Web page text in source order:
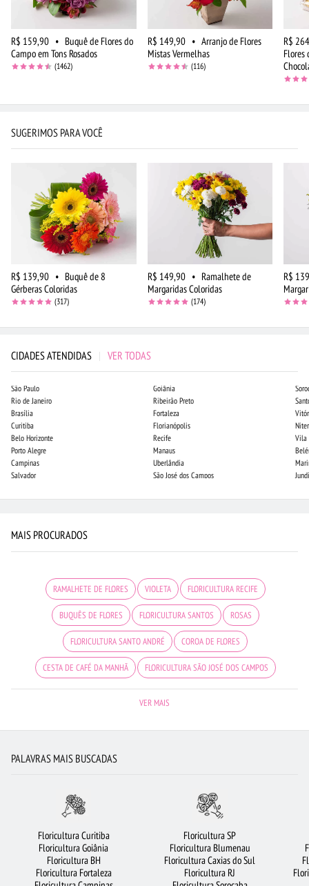
R$ 159,90 • Buquê de Flores do
Campo em Tons Rosados
(1462)
R$ 149,90 • Arranjo de Flores
Mistas Vermelhas
(116)
R$
Flores
SUGERIMOS PARA VOCÊ
R$ 139,90 • Buquê de 8
Gérberas Coloridas
(317)
R$ 149,90 • Ramalhete de
Margaridas Coloridas
(174)
R$
CIDADES ATENDIDAS | VER TODAS
São Paulo
Rio de Janeiro
Brasília
Curitiba
Belo Horizonte
Porto Alegre
Campinas
Salvador
Goiânia
Ribeirão Preto
Fortaleza
Florianópolis
Recife
Manaus
Uberlândia
São José dos Campos
Vila
MAIS PROCURADOS
RAMALHETE DE FLORES VIOLETA FLORICULTURA RECIFE
BUQUÊS DE FLORES FLORICULTURA SANTOS ROSAS
FLORICULTURA SANTO ANDRÉ COROA DE FLORES
CESTA DE CAFÉ DA MANHÃ FLORICULTURA SÃO JOSÉ DOS CAMPOS
FLORES BRANCAS FLORICULTURA FORTALEZA
FLORICULTURA SÃO BERNARDO DO CAMPO CESTA DE CHOCOLATE
FLORICULTURA RJ FLORICULTURA GOIÂNIA ROSAS AMARELAS
VER MAIS
PALAVRAS MAIS BUSCADAS
Floricultura Curitiba
Floricultura Goiânia
Floricultura BH
Floricultura Fortaleza
Floricultura SP
Floricultura Blumenau
Floricultura Caxias do Sul
Floricultura RJ